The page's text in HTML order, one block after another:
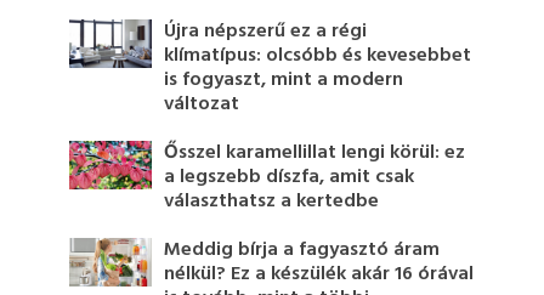
Újra népszerű ez a régi
klímatípus: olcsóbb és kevesebbet
is fogyaszt, mint a modern
változat
Ősszel karamellillat lengi körül: ez
a legszebb díszfa, amit csak
választhatsz a kertedbe
Meddig bírja a fagyasztó áram
nélkül? Ez a készülék akár 16 órával